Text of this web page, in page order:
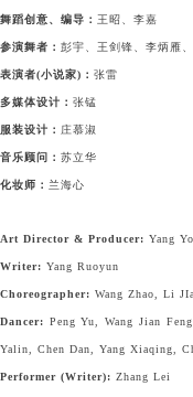
舞蹈创意、编导： 王昭、李嘉
参演舞者： 彭宇、王剑锋、李炳雁
表演者(小说家)： 张雷
多媒体设计： 张锰
服装设计： 庄慕淑
音乐顾问： 苏立华
化妆师： 兰海心
Art Director & Producer: Yang
Writer: Yang Ruoyun
Choreographer: Wang Zhao, Li JIa
Dancer: Peng Yu, Wang Jian
Yalin, Chen Dan, Yang Xiaqing,
Performer (Writer): Zhang Lei